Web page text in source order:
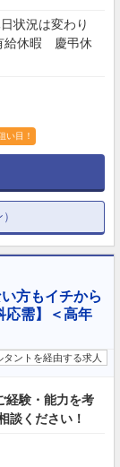
状況は変わり
給休暇 慶弔休
い目！
方もイチから
応需】＜高年
タントを経由する求人
験・能力を考
談ください！